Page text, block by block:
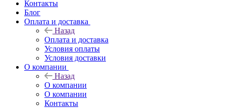
Контакты
Блог
Оплата и доставка
Назад
Оплата и доставка
Условия оплаты
Условия доставки
О компании
Назад
О компании
О компании
Контакты